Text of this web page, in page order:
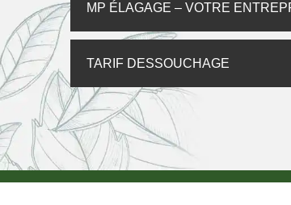
MP ÉLAGAGE – VOTRE
TARIF DESSOUCHAGE